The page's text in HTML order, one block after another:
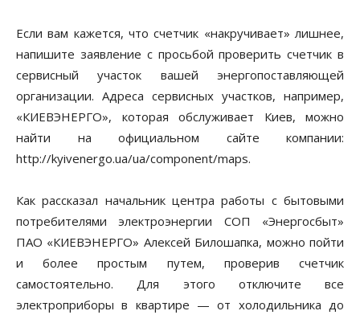
Если вам кажется, что счетчик «накручивает» лишнее,
напишите заявление с просьбой проверить счетчик в
сервисный участок вашей энергопоставляющей
организации. Адреса сервисных участков, например,
«КИЕВЭНЕРГО», которая обслуживает Киев, можно
найти на официальном сайте компании:
http://kyivenergo.ua/ua/component/maps.
Как рассказал начальник центра работы с бытовыми
потребителями электроэнергии СОП «Энергосбыт»
ПАО «КИЕВЭНЕРГО» Алексей Билошапка, можно пойти
и более простым путем, проверив счетчик
самостоятельно. Для этого отключите все
электроприборы в квартире — от холодильника до